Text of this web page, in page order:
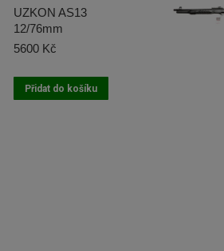
UZKON AS13
12/76mm
5600 Kč
Přidat do košíku